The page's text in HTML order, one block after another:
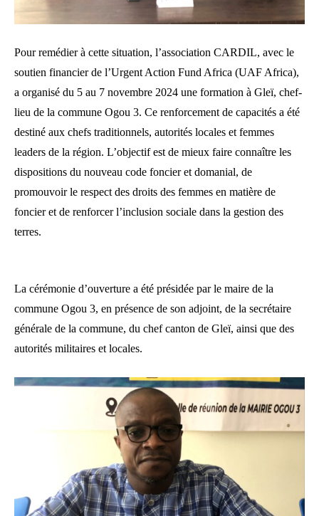
Pour remédier à cette situation, l’association CARDIL, avec le
soutien financier de l’Urgent Action Fund Africa (UAF Africa),
a organisé du 5 au 7 novembre 2024 une formation à Gleï, chef-
lieu de la commune Ogou 3. Ce renforcement de capacités a été
destiné aux chefs traditionnels, autorités locales et femmes
leaders de la région. L’objectif est de mieux faire connaître les
dispositions du nouveau code foncier et domanial, de
promouvoir le respect des droits des femmes en matière de
foncier et de renforcer l’inclusion sociale dans la gestion des
terres.
La cérémonie d’ouverture a été présidée par le maire de la
commune Ogou 3, en présence de son adjoint, de la secrétaire
générale de la commune, du chef canton de Gleï, ainsi que des
autorités militaires et locales.